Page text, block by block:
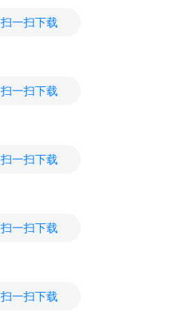
扫一扫下载
扫一扫下载
扫一扫下载
扫一扫下载
扫一扫下载